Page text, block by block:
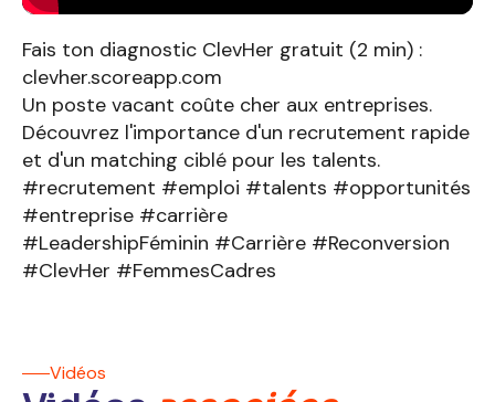
Fais ton diagnostic ClevHer gratuit (2 min) :
clevher.scoreapp.com
Un poste vacant coûte cher aux entreprises.
Découvrez l'importance d'un recrutement rapide
et d'un matching ciblé pour les talents.
#recrutement #emploi #talents #opportunités
#entreprise #carrière
#LeadershipFéminin #Carrière #Reconversion
#ClevHer #FemmesCadres
Vidéos